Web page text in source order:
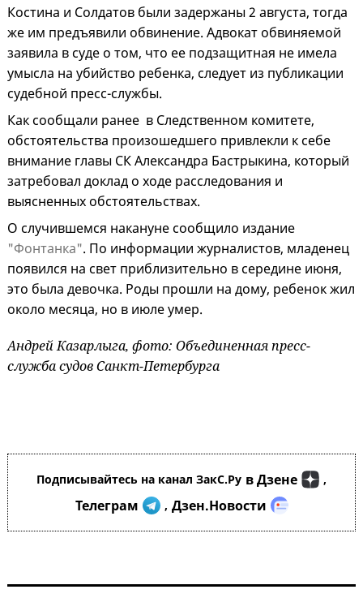
Костина и Солдатов были задержаны 2 августа, тогда
же им предъявили обвинение. Адвокат обвиняемой
заявила в суде о том, что ее подзащитная не имела
умысла на убийство ребенка, следует из публикации
судебной пресс-службы.
Как сообщали ранее в Следственном комитете,
обстоятельства произошедшего привлекли к себе
внимание главы СК Александра Бастрыкина, который
затребовал доклад о ходе расследования и
выясненных обстоятельствах.
О случившемся накануне сообщило издание
"Фонтанка". По информации журналистов, младенец
появился на свет приблизительно в середине июня,
это была девочка. Роды прошли на дому, ребенок жил
около месяца, но в июле умер.
Андрей Казарлыга, фото: Объединенная пресс-
служба судов Санкт-Петербурга
Подписывайтесь на канал ЗакС.Ру в Дзене ,
Телеграм , Дзен.Новости